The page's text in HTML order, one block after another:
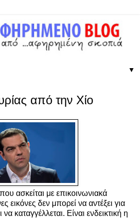
▼
από την Χίο
ασκείται με επικοινωνιακά
εικόνες δεν μπορεί να αντέξει για
καταγγέλλεται. Είναι ενδεικτική η